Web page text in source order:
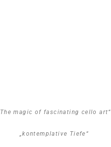
The magic of fascinating cello art“
„kontemplative Tiefe“